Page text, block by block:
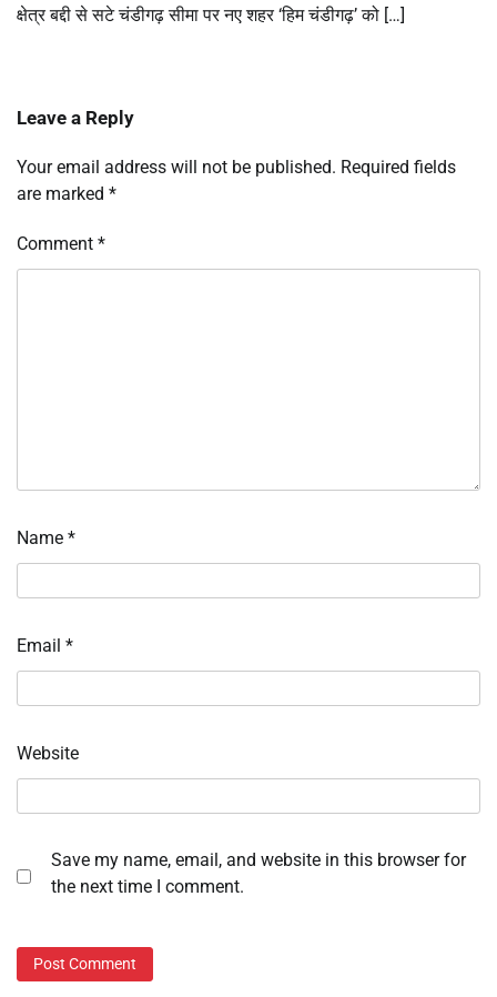
क्षेत्र बद्दी से सटे चंडीगढ़ सीमा पर नए शहर ‘हिम चंडीगढ़’ को […]
Leave a Reply
Your email address will not be published. Required fields
are marked *
Comment *
Name *
Email *
Website
Save my name, email, and website in this browser for
the next time I comment.